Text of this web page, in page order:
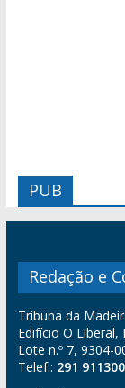
PUB
Redação e
Tribuna da
Edifício O Liberal,
Lote n.º 7, 9304-
Telef.: 291 911300